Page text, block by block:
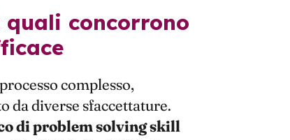
complesso,
da diverse sfaccettature.
di problem solving skill